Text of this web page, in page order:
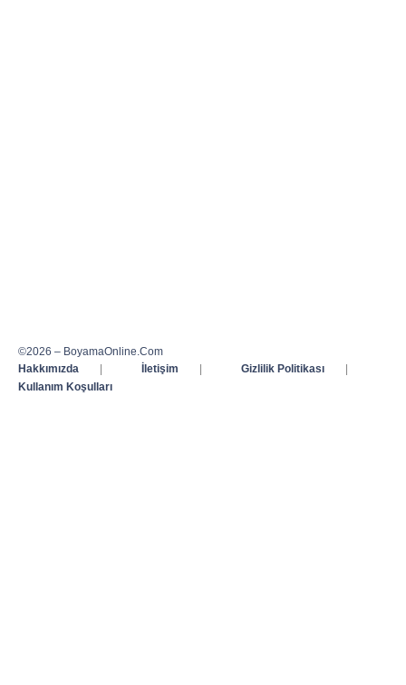
©2026 – BoyamaOnline.Com
Hakkımızda
| İletişim | Gizlilik Politikası
|
Kullanım Koşulları